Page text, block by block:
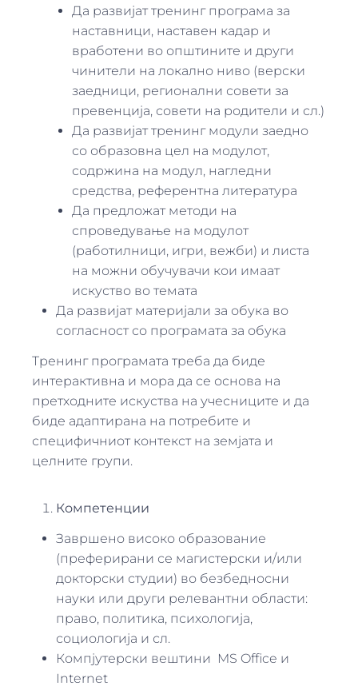
Да развијат тренинг програма за
наставници, наставен кадар и
вработени во општините и други
чинители на локално ниво (верски
заедници, регионални совети за
превенција, совети на родители и сл.)
Да развијат тренинг модули заедно
со образовна цел на модулот,
содржина на модул, нагледни
средства, референтна литература
Да предложат методи на
спроведување на модулот
(работилници, игри, вежби) и листа
на можни обучувачи кои имаат
искуство во темата
Да развијат материјали за обука во
согласност со програмата за обука
Тренинг програмата треба да биде
интерактивна и мора да се основа на
претходните искуства на учесниците и да
биде адаптирана на потребите и
специфичниот контекст на земјата и
целните групи.
Компетенции
Завршено високо образование
(преферирани се магистерски и/или
докторски студии) во безбедносни
науки или други релевантни области:
право, политика, психологија,
социологија и сл.
Компјутерски вештини MS Office и
Internet